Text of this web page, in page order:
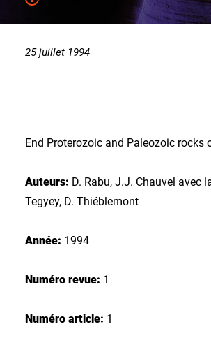
25 juillet 1994
End Proterozoic and Paleozoic
Auteurs: D. Rabu, J.J. Chauvel avec
Tegyey, D. Thiéblemont
Année: 1994
Numéro revue: 1
Numéro article: 1